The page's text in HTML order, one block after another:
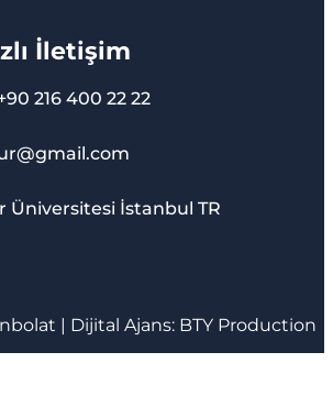
İletişim
216 400 22 22
Üniversitesi İstanbul TR
| Dijital Ajans: BTY Production